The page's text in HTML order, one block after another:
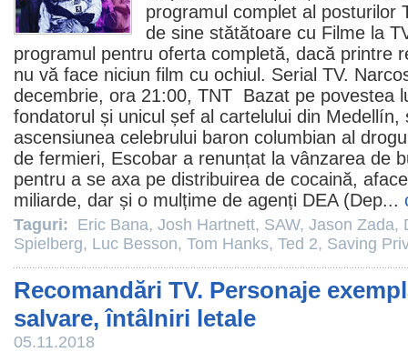
programul complet al posturilor
de sine stătătoare cu Filme la
programul pentru oferta completă, dacă printre
nu vă face niciun film cu ochiul. Serial TV.
decembrie, ora 21:00, TNT Bazat pe povestea
fondatorul și unicul șef al cartelului din Medellín,
ascensiunea celebrului baron columbian al
de fermieri, Escobar a renunțat la vânzarea de
pentru a se axa pe distribuirea de cocaină,
miliarde, dar și o mulțime de agenți DEA (Dep...
Taguri: Eric Bana, Josh Hartnett, SAW, Jason Zada,
Spielberg, Luc Besson, Tom Hanks, Ted 2, Saving
Recomandări TV. Personaje
salvare, întâlniri letale
05.11.2018